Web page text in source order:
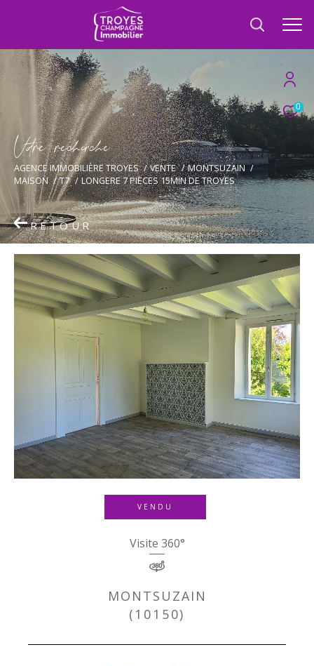
0
Vore recece
AGENCE IMMOBILIÈRE TROYES VENTE
MONTSUZAIN
MAISON
T7 LONGERE 7 PIECES 15MIN DE TROYES
RETOUR
VENDU
Visite 360°
MONTSUZAIN
(10150)